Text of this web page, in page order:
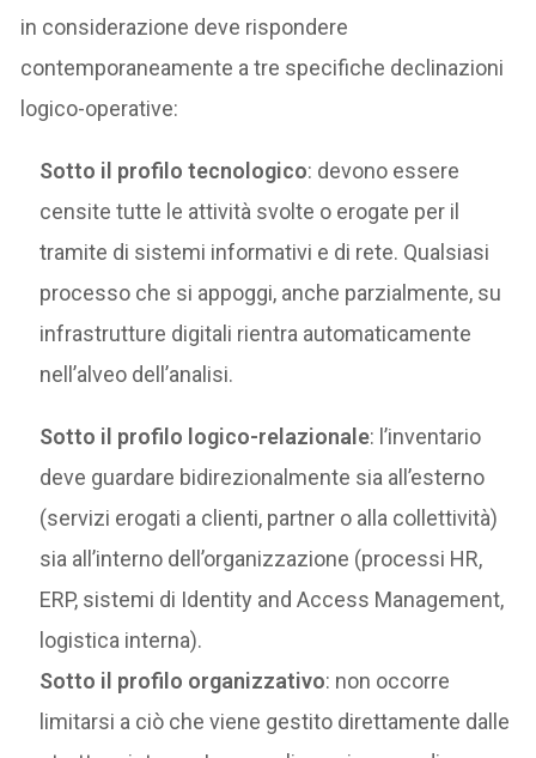
in considerazione deve rispondere
contemporaneamente a tre specifiche declinazioni
logico-operative:
Sotto il profilo tecnologico: devono essere
censite tutte le attività svolte o erogate per il
tramite di sistemi informativi e di rete. Qualsiasi
processo che si appoggi, anche parzialmente, su
infrastrutture digitali rientra automaticamente
nell’alveo dell’analisi.
Sotto il profilo logico-relazionale: l’inventario
deve guardare bidirezionalmente sia all’esterno
(servizi erogati a clienti, partner o alla collettività)
sia all’interno dell’organizzazione (processi HR,
ERP, sistemi di Identity and Access Management,
logistica interna).
Sotto il profilo organizzativo: non occorre
limitarsi a ciò che viene gestito direttamente dalle